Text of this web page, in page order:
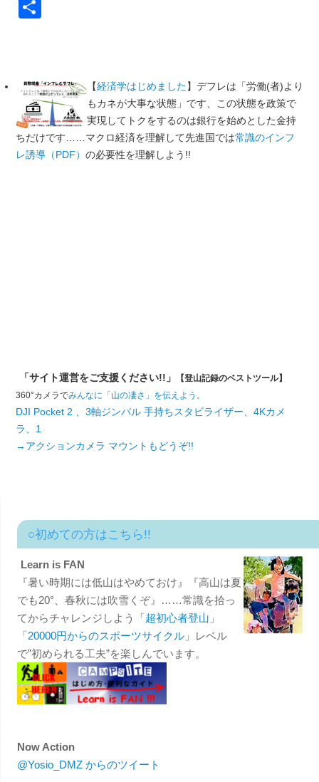
【経済学はじめました】デフレは「労働(者)より
もカネが大事な状態」です、この状態を政策で
実現してトクをするのは銀行を始めとした金持
ちだけです……マクロ経済を理解して先進国では常識のインフ
レ誘導（PDF） の必要性を理解しよう!!
「サイト運営をご支援ください!!」
【登山記録のベストツール】
360°カメラでみんなに「山の凄さ」を伝えよう。
DJI Pocket 2 、3軸ジンバル 手持ちスタビライザー、4Kカメ
ラ、1
→アクションカメラ マウントもどうぞ!!
○初めての方はこちら!!
Learn is FAN
『暑い時期には低山はやめておけ』『高山は夏
でも20°、春秋には吹雪くぞ』……常識を拾っ
てからチャレンジしよう「超初心者登山 」
「20000円からのスポーツサイクル」レベル
で”初められる工夫”を楽しんでいます。
Now Action
@Yosio_DMZ からのツイート